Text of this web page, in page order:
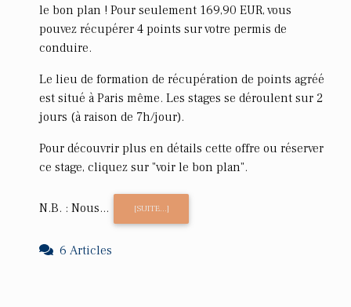
le bon plan ! Pour seulement 169,90 EUR, vous
pouvez récupérer 4 points sur votre permis de
conduire.
Le lieu de formation de récupération de points agréé
est situé à Paris même. Les stages se déroulent sur 2
jours (à raison de 7h/jour).
Pour découvrir plus en détails cette offre ou réserver
ce stage, cliquez sur "voir le bon plan".
N.B. : Nous... [SUITE...]
6 Articles